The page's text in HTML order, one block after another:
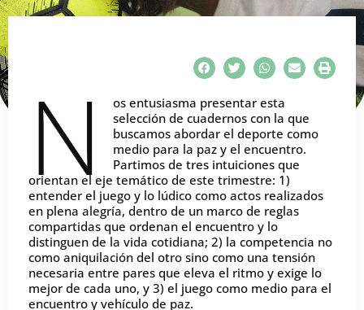
N
os entusiasma presentar esta
selección de cuadernos con la que
buscamos abordar el deporte como
medio para la paz y el encuentro.
Partimos de tres intuiciones que
orientan el eje temático de este trimestre: 1)
entender el juego y lo lúdico como actos realizados
en plena alegría, dentro de un marco de reglas
compartidas que ordenan el encuentro y lo
distinguen de la vida cotidiana; 2) la competencia no
como aniquilación del otro sino como una tensión
necesaria entre pares que eleva el ritmo y exige lo
mejor de cada uno, y 3) el juego como medio para el
encuentro y vehículo de paz.